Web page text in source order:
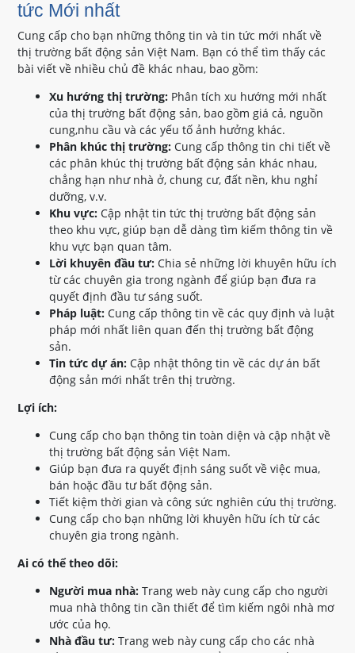
tức Mới nhất
Cung cấp cho bạn những thông tin và tin tức mới nhất về
thị trường bất động sản Việt Nam. Bạn có thể tìm thấy các
bài viết về nhiều chủ đề khác nhau, bao gồm:
Xu hướng thị trường: Phân tích xu hướng mới nhất
của thị trường bất động sản, bao gồm giá cả, nguồn
cung,nhu cầu và các yếu tố ảnh hưởng khác.
Phân khúc thị trường: Cung cấp thông tin chi tiết về
các phân khúc thị trường bất động sản khác nhau,
chẳng hạn như nhà ở, chung cư, đất nền, khu nghỉ
dưỡng, v.v.
Khu vực: Cập nhật tin tức thị trường bất động sản
theo khu vực, giúp bạn dễ dàng tìm kiếm thông tin về
khu vực bạn quan tâm.
Lời khuyên đầu tư: Chia sẻ những lời khuyên hữu ích
từ các chuyên gia trong ngành để giúp bạn đưa ra
quyết định đầu tư sáng suốt.
Pháp luật: Cung cấp thông tin về các quy định và luật
pháp mới nhất liên quan đến thị trường bất động
sản.
Tin tức dự án: Cập nhật thông tin về các dự án bất
động sản mới nhất trên thị trường.
Lợi ích:
Cung cấp cho bạn thông tin toàn diện và cập nhật về
thị trường bất động sản Việt Nam.
Giúp bạn đưa ra quyết định sáng suốt về việc mua,
bán hoặc đầu tư bất động sản.
Tiết kiệm thời gian và công sức nghiên cứu thị trường.
Cung cấp cho bạn những lời khuyên hữu ích từ các
chuyên gia trong ngành.
Ai có thể theo dõi:
Người mua nhà: Trang web này cung cấp cho người
mua nhà thông tin cần thiết để tìm kiếm ngôi nhà mơ
ước của họ.
Nhà đầu tư: Trang web này cung cấp cho các nhà